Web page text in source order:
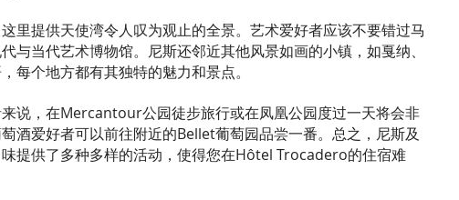
里提供天使湾令人叹为观止的全景。艺术爱好者应该不要错过马
与当代艺术博物馆。尼斯还邻近其他风景如画的小镇，如戛纳、
每个地方都有其独特的魅力和景点。
说，在Mercantour公园徒步旅行或在凤凰公园度过一天将会非
酒爱好者可以前往附近的Bellet葡萄园品尝一番。总之，尼斯及
提供了多种多样的活动，使得您在Hôtel Trocadero的住宿难